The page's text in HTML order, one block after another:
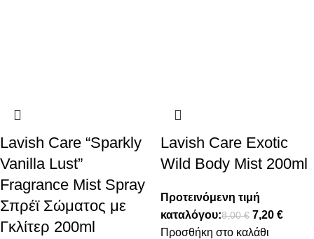
Lavish Care “Sparkly
Vanilla Lust”
Fragrance Mist Spray
Σπρέϊ Σώματος με
Γκλίτερ 200ml
Lavish Care Exotic
Wild Body Mist 200ml
Προτεινόμενη τιμή
καταλόγου:8,00€ 7,20 €
Προσθήκη στο καλάθι